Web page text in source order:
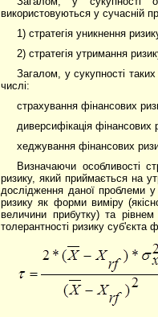
використовуються у сучасній
1) стратегія уникнення
2) стратегія утримання
Загалом, у сукупності
числі:
страхування фінансових
диверсифікація фінансових
хеджування фінансових
Визначаючи особливості
ризику, який приймається на
дослідження даної проблеми у
ризику як форми виміру
величини прибутку) та
толерантності ризику